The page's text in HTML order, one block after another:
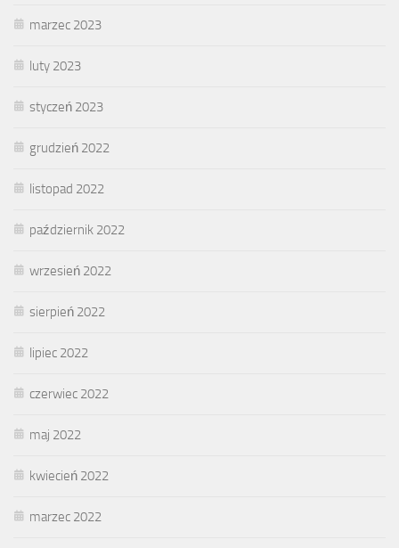
marzec 2023
luty 2023
styczeń 2023
grudzień 2022
listopad 2022
październik 2022
wrzesień 2022
sierpień 2022
lipiec 2022
czerwiec 2022
maj 2022
kwiecień 2022
marzec 2022